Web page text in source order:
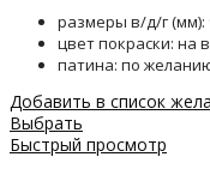
размеры в/д/г (мм):
цвет покраски: на
патина: по
Добавить в список
Выбрать
Быстрый просмотр